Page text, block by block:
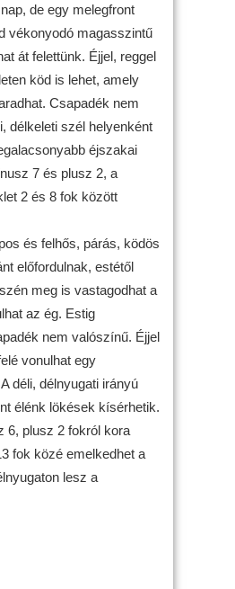
de egy melegfront
vékonyodó magasszintű
át felettünk. Éjjel, reggel
köd is lehet, amely
Csapadék nem
délkeleti szél helyenként
éjszakai
7 és plusz 2, a
2 és 8 fok között
és felhős, párás, ködös
előfordulnak, estétől
meg is vastagodhat a
az ég. Estig
nem valószínű. Éjjel
vonulhat egy
déli, délnyugati irányú
élénk lökések kísérhetik.
6, plusz 2 fokról kora
fok közé emelkedhet a
lesz a